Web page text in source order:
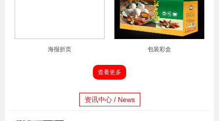
海报折页 包装彩盒
查看更多
资讯中心 / News